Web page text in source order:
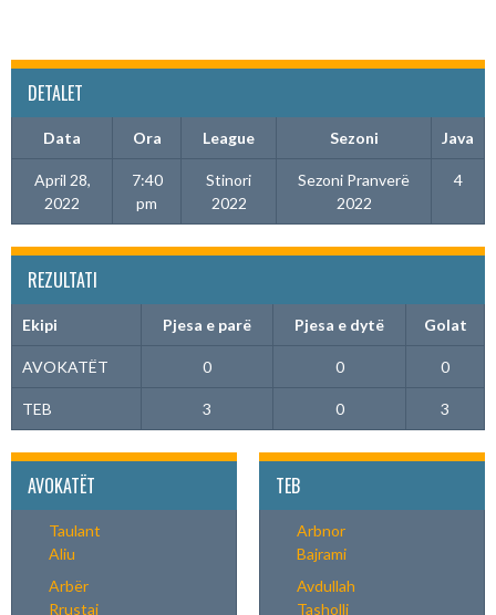
DETALET
Data Ora League Sezoni Java
April 28,
2022
7:40
pm
Stinori
2022
Sezoni Pranverë
2022
4
REZULTATI
Ekipi Pjesa e parë Pjesa e dytë Golat
AVOKATËT 0 0 0
TEB 3 0 3
AVOKATËT
Taulant
Aliu
Arbër
Rrustaj
TEB
Arbnor
Bajrami
Avdullah
Tasholli